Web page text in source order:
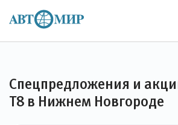
Спецпредложения и
T8 в Нижнем Новгороде